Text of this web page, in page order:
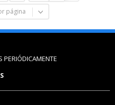
página
PERIÓDICAMENTE